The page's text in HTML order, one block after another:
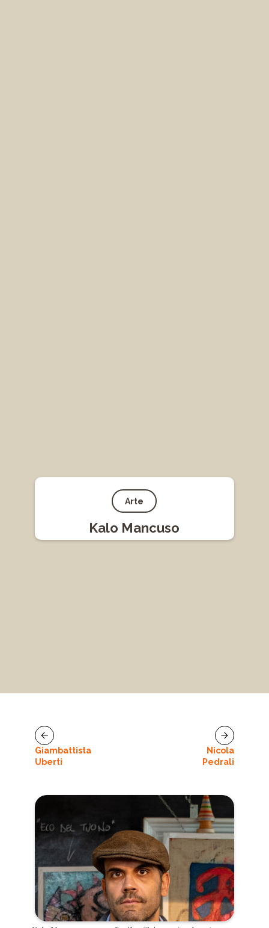
Arte
Kalo Mancuso
Giambattista
Uberti
Nicola
Pedrali